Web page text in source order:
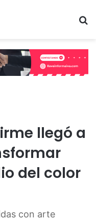
llegó a
del color
con arte